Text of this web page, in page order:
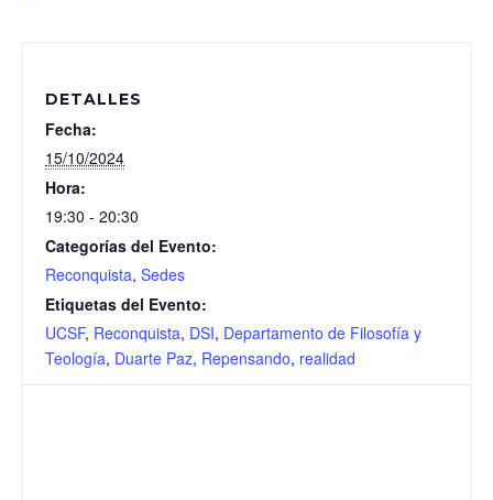
DETALLES
Fecha:
15/10/2024
Hora:
19:30 - 20:30
Categorías del Evento:
Reconquista, Sedes
Etiquetas del Evento:
UCSF, Reconquista, DSI, Departamento de Filosofía y
Teología, Duarte Paz, Repensando, realidad